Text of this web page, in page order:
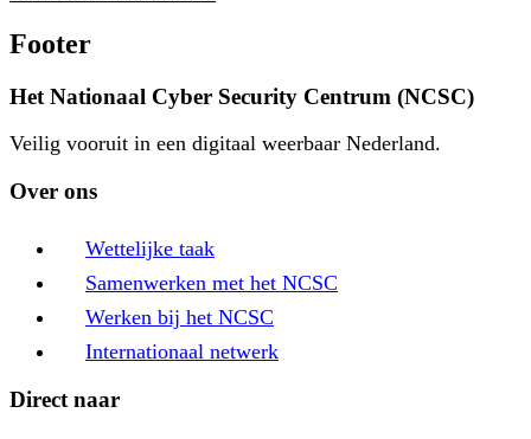
Footer
Het Nationaal Cyber Security Centrum (NCSC)
Veilig vooruit in een digitaal weerbaar Nederland.
Over ons
Wettelijke taak
Samenwerken met het NCSC
Werken bij het NCSC
Internationaal netwerk
Direct naar